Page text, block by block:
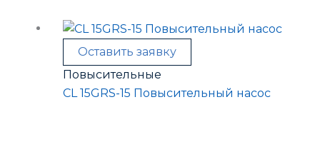
Оставить заявку
Повысительные
CL 15GRS-15 Повысительный насос